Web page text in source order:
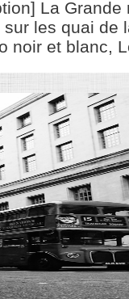
La Grande
les quai de
noir et blanc,